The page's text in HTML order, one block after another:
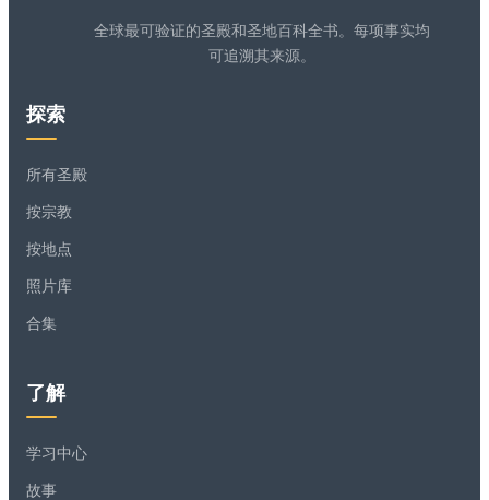
全球最可验证的圣殿和圣地百科全书。每项事实均
可追溯其来源。
探索
所有圣殿
按宗教
按地点
照片库
合集
了解
学习中心
故事